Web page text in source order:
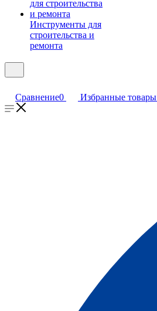
Инструменты для
строительства и
ремонта
Сравнение0 Избранные товары